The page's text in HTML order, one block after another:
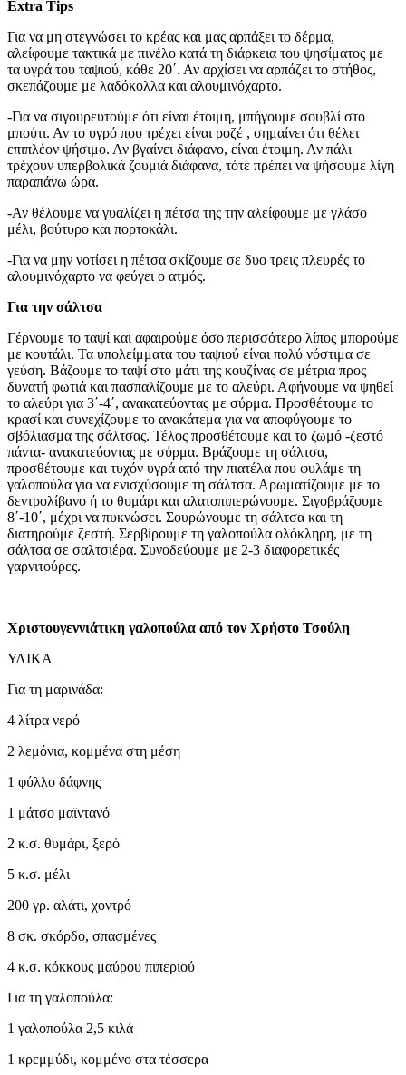
Extra Tips
Για να μη στεγνώσει το κρέας και μας αρπάξει το δέρμα,
αλείφουμε τακτικά με πινέλο κατά τη διάρκεια του ψησίματος με
τα υγρά του ταψιού, κάθε 20΄. Αν αρχίσει να αρπάζει το στήθος,
σκεπάζουμε με λαδόκολλα και αλουμινόχαρτο.
-Για να σιγουρευτούμε ότι είναι έτοιμη, μπήγουμε σουβλί στο
μπούτι. Αν το υγρό που τρέχει είναι ροζέ , σημαίνει ότι θέλει
επιπλέον ψήσιμο. Αν βγαίνει διάφανο, είναι έτοιμη. Αν πάλι
τρέχουν υπερβολικά ζουμιά διάφανα, τότε πρέπει να ψήσουμε λίγη
παραπάνω ώρα.
-Αν θέλουμε να γυαλίζει η πέτσα της την αλείφουμε με γλάσο
μέλι, βούτυρο και πορτοκάλι.
-Για να μην νοτίσει η πέτσα σκίζουμε σε δυο τρεις πλευρές το
αλουμινόχαρτο να φεύγει ο ατμός.
Για την σάλτσα
Γέρνουμε το ταψί και αφαιρούμε όσο περισσότερο λίπος μπορούμε
με κουτάλι. Τα υπολείμματα του ταψιού είναι πολύ νόστιμα σε
γεύση. Βάζουμε το ταψί στο μάτι της κουζίνας σε μέτρια προς
δυνατή φωτιά και πασπαλίζουμε με το αλεύρι. Αφήνουμε να ψηθεί
το αλεύρι για 3΄-4΄, ανακατεύοντας με σύρμα. Προσθέτουμε το
κρασί και συνεχίζουμε το ανακάτεμα για να αποφύγουμε το
σβόλιασμα της σάλτσας. Τέλος προσθέτουμε και το ζωμό -ζεστό
πάντα- ανακατεύοντας με σύρμα. Βράζουμε τη σάλτσα,
προσθέτουμε και τυχόν υγρά από την πιατέλα που φυλάμε τη
γαλοπούλα για να ενισχύσουμε τη σάλτσα. Αρωματίζουμε με το
δεντρολίβανο ή το θυμάρι και αλατοπιπερώνουμε. Σιγοβράζουμε
8΄-10΄, μέχρι να πυκνώσει. Σουρώνουμε τη σάλτσα και τη
διατηρούμε ζεστή. Σερβίρουμε τη γαλοπούλα ολόκληρη, με τη
σάλτσα σε σαλτσιέρα. Συνοδεύουμε με 2-3 διαφορετικές
γαρνιτούρες.
Χριστουγεννιάτικη γαλοπούλα από τον Χρήστο Τσούλη
ΥΛΙΚΑ
Για τη μαρινάδα:
4 λίτρα νερό
2 λεμόνια, κομμένα στη μέση
1 φύλλo δάφνης
1 μάτσο μαϊντανό
2 κ.σ. θυμάρι, ξερό
5 κ.σ. μέλι
200 γρ. αλάτι, χοντρό
8 σκ. σκόρδο, σπασμένες
4 κ.σ. κόκκους μαύρου πιπεριού
Για τη γαλοπούλα:
1 γαλοπούλα 2,5 κιλά
1 κρεμμύδι, κομμένο στα τέσσερα